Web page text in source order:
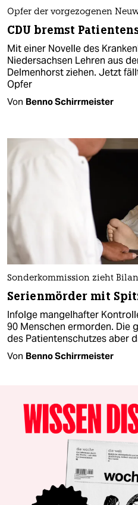
Opfer der vorgezogenen
CDU bremst
Mit einer Novelle des
Niedersachsen Lehren aus
Delmenhorst ziehen. Jetzt
Opfer
Von Benno Schirrmeister
Sonderkommission zieht
Serienmörder mit
Infolge mangelhafter
90 Menschen ermorden. Die
des Patientenschutzes aber
Von Benno Schirrmeister